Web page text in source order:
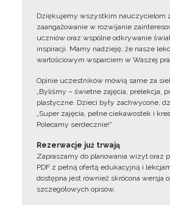
Dziękujemy wszystkim nauczycielom
zaangażowanie w rozwijanie
uczniów oraz wspólne odkrywanie
inspiracji. Mamy nadzieję, że nasze
wartościowym wsparciem w Waszej
Opinie uczestników mówią same za
„Byliśmy – świetne zajęcia, prelekcja,
plastyczne. Dzieci były zachwycone,
„Super zajęcia, pełne ciekawostek i
Polecamy serdecznie!”
Rezerwacje już trwają
Zapraszamy do planowania wizyt oraz
PDF z pełną ofertą edukacyjną i
dostępna jest również skrócona wersja
szczegółowych opisów.